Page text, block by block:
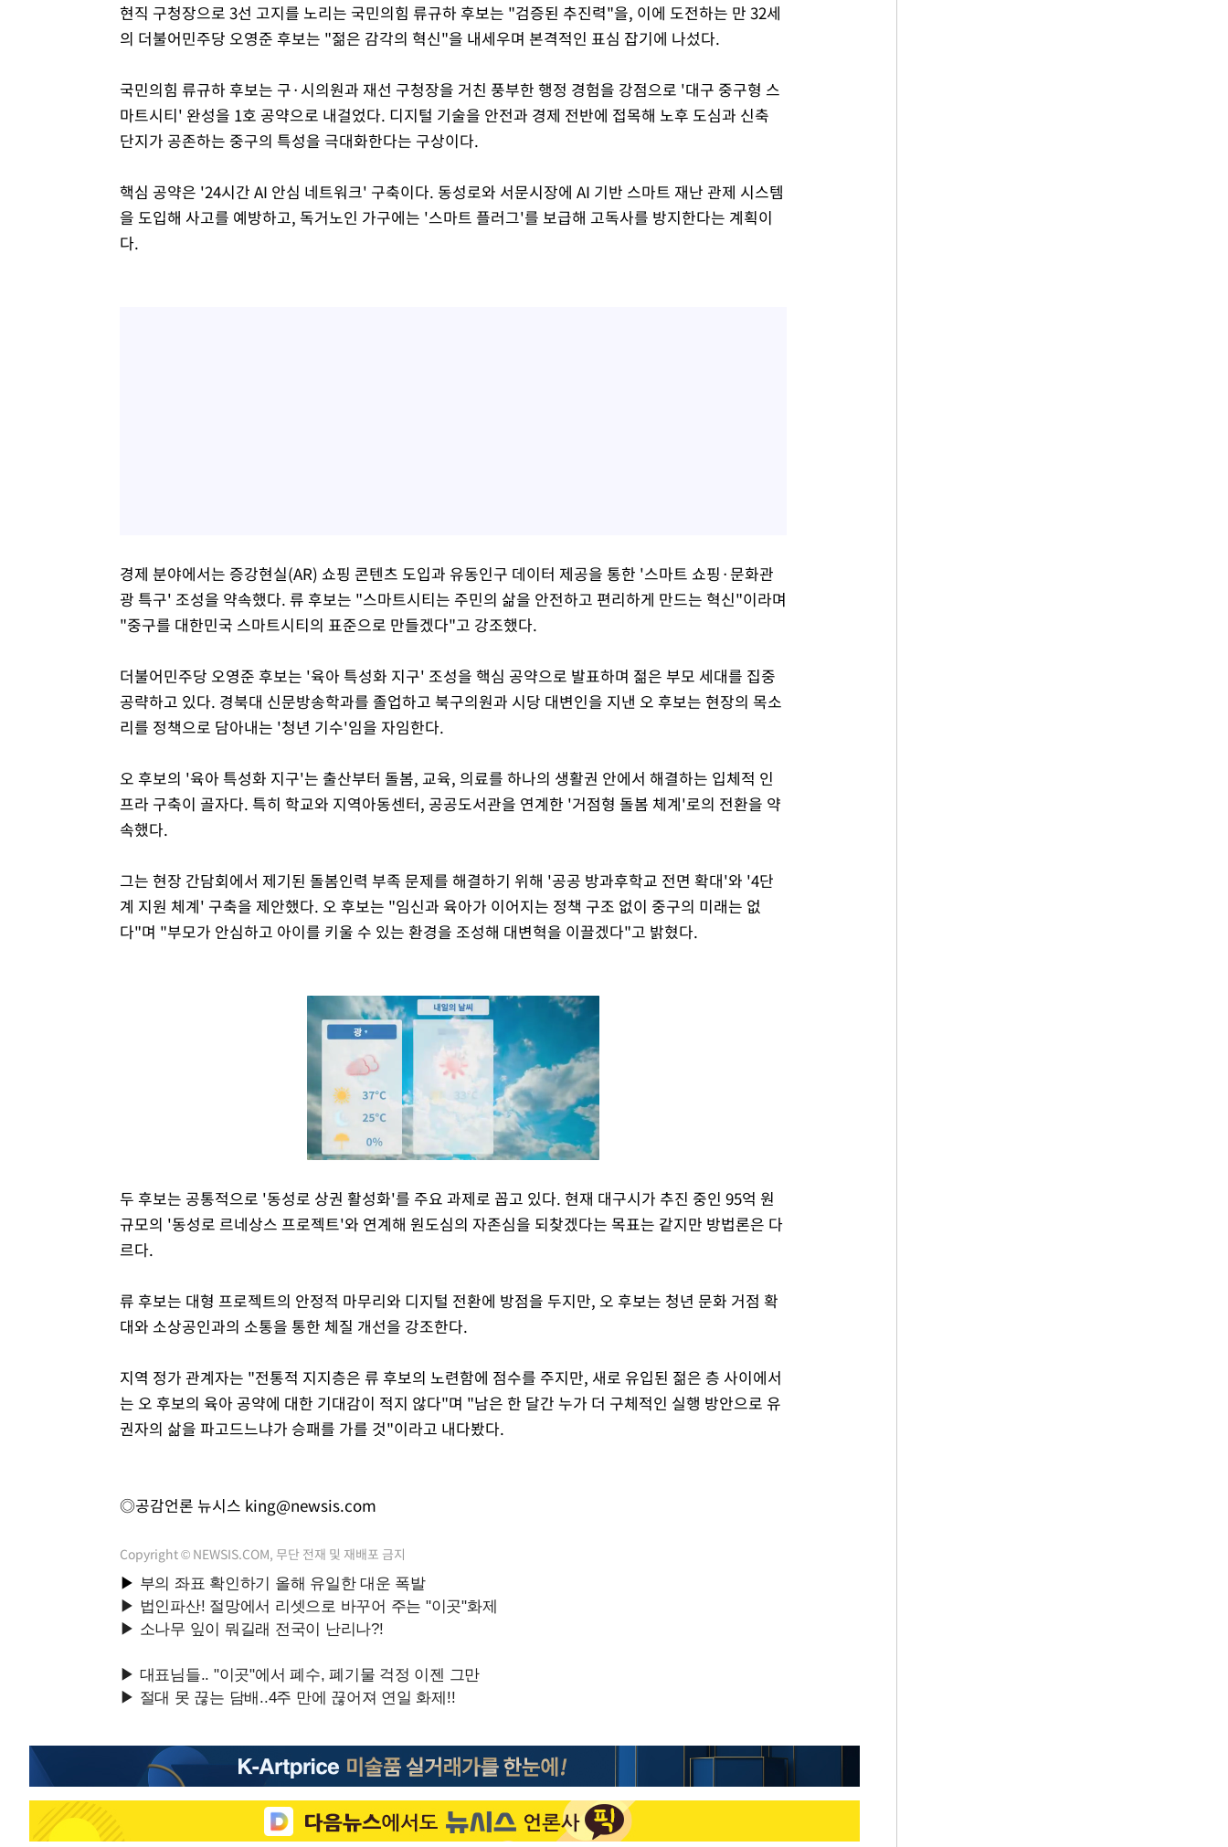
현직 구청장으로 3선 고지를 노리는 국민의힘 류규하 후보는 "검증된 추진력"을, 이에 도전하는 만 32세
의 더불어민주당 오영준 후보는 "젊은 감각의 혁신"을 내세우며 본격적인 표심 잡기에 나섰다.
국민의힘 류규하 후보는 구·시의원과 재선 구청장을 거친 풍부한 행정 경험을 강점으로 '대구 중구형 스
마트시티' 완성을 1호 공약으로 내걸었다. 디지털 기술을 안전과 경제 전반에 접목해 노후 도심과 신축
단지가 공존하는 중구의 특성을 극대화한다는 구상이다.
핵심 공약은 '24시간 AI 안심 네트워크' 구축이다. 동성로와 서문시장에 AI 기반 스마트 재난 관제 시스템
을 도입해 사고를 예방하고, 독거노인 가구에는 '스마트 플러그'를 보급해 고독사를 방지한다는 계획이
다.
경제 분야에서는 증강현실(AR) 쇼핑 콘텐츠 도입과 유동인구 데이터 제공을 통한 '스마트 쇼핑·문화관
광 특구' 조성을 약속했다. 류 후보는 "스마트시티는 주민의 삶을 안전하고 편리하게 만드는 혁신"이라며
"중구를 대한민국 스마트시티의 표준으로 만들겠다"고 강조했다.
더불어민주당 오영준 후보는 '육아 특성화 지구' 조성을 핵심 공약으로 발표하며 젊은 부모 세대를 집중
공략하고 있다. 경북대 신문방송학과를 졸업하고 북구의원과 시당 대변인을 지낸 오 후보는 현장의 목소
리를 정책으로 담아내는 '청년 기수'임을 자임한다.
오 후보의 '육아 특성화 지구'는 출산부터 돌봄, 교육, 의료를 하나의 생활권 안에서 해결하는 입체적 인
프라 구축이 골자다. 특히 학교와 지역아동센터, 공공도서관을 연계한 '거점형 돌봄 체계'로의 전환을 약
속했다.
그는 현장 간담회에서 제기된 돌봄인력 부족 문제를 해결하기 위해 '공공 방과후학교 전면 확대'와 '4단
계 지원 체계' 구축을 제안했다. 오 후보는 "임신과 육아가 이어지는 정책 구조 없이 중구의 미래는 없
다"며 "부모가 안심하고 아이를 키울 수 있는 환경을 조성해 대변혁을 이끌겠다"고 밝혔다.
Mute
두 후보는 공통적으로 '동성로 상권 활성화'를 주요 과제로 꼽고 있다. 현재 대구시가 추진 중인 95억 원
규모의 '동성로 르네상스 프로젝트'와 연계해 원도심의 자존심을 되찾겠다는 목표는 같지만 방법론은 다
르다.
류 후보는 대형 프로젝트의 안정적 마무리와 디지털 전환에 방점을 두지만, 오 후보는 청년 문화 거점 확
대와 소상공인과의 소통을 통한 체질 개선을 강조한다.
지역 정가 관계자는 "전통적 지지층은 류 후보의 노련함에 점수를 주지만, 새로 유입된 젊은 층 사이에서
는 오 후보의 육아 공약에 대한 기대감이 적지 않다"며 "남은 한 달간 누가 더 구체적인 실행 방안으로 유
권자의 삶을 파고드느냐가 승패를 가를 것"이라고 내다봤다.
◎공감언론 뉴시스 king@newsis.com
Copyright © NEWSIS.COM, 무단 전재 및 재배포 금지